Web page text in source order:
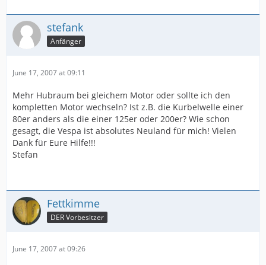
stefank
Anfänger
June 17, 2007 at 09:11
Mehr Hubraum bei gleichem Motor oder sollte ich den
kompletten Motor wechseln? Ist z.B. die Kurbelwelle einer
80er anders als die einer 125er oder 200er? Wie schon
gesagt, die Vespa ist absolutes Neuland für mich! Vielen
Dank für Eure Hilfe!!!
Stefan
Fettkimme
DER Vorbesitzer
June 17, 2007 at 09:26